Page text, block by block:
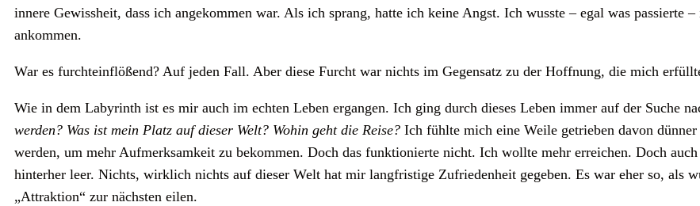
innere Gewissheit, dass ich angekommen war. Als ich sprang, hatte ich keine Angst. Ich wusste – egal was passierte
ankommen.
War es furchteinflößend? Auf jeden Fall. Aber diese Furcht war nichts im Gegensatz zu der Hoffnung, die mich
Wie in dem Labyrinth ist es mir auch im echten Leben ergangen. Ich ging durch dieses Leben immer auf der Suche
werden? Was ist mein Platz auf dieser Welt? Wohin geht die Reise? Ich fühlte mich eine Weile getrieben davon
werden, um mehr Aufmerksamkeit zu bekommen. Doch das funktionierte nicht. Ich wollte mehr erreichen. Doch
hinterher leer. Nichts, wirklich nichts auf dieser Welt hat mir langfristige Zufriedenheit gegeben. Es war eher so, als
„Attraktion“ zur nächsten eilen.